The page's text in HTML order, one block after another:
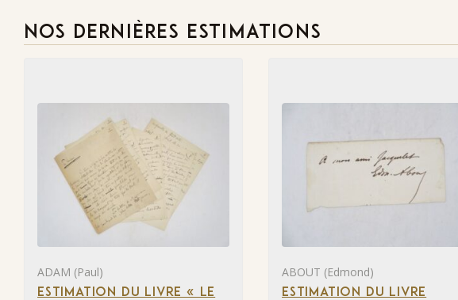
NOS DERNIÈRES ESTIMATIONS
ADAM (Paul)
ESTIMATION DU LIVRE « LE
ABOUT (Edmond)
ESTIMATION DU LIVRE